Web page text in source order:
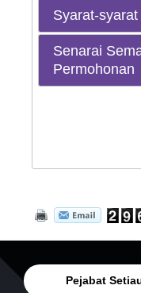
Syarat-
Senarai
Permohonan
Pejabat